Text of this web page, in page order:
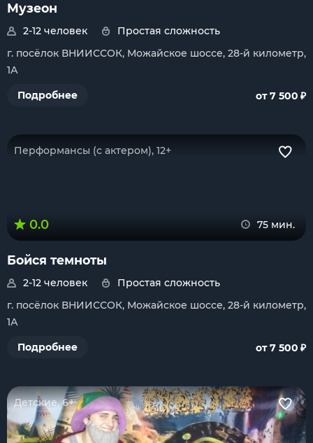
Музеон
2-12 человек
Простая сложность
г. посёлок ВНИИССОК, Можайское шоссе, 28-й километр,
1А
Подробнее
от 7 500 ₽
Перформансы (с актером), 12+
0.0 75 мин.
Бойся темноты
2-12 человек
Простая сложность
г. посёлок ВНИИССОК, Можайское шоссе, 28-й километр,
1А
Подробнее
от 7 500 ₽
Детские, 6+